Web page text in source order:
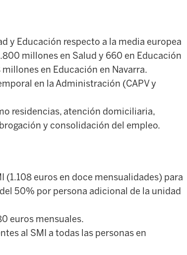
y Educación respecto a la media europea
millones en Salud y 660 en Educación
en Educación en Navarra.
en la Administración (CAPV y
residencias, atención domiciliaria,
y consolidación del empleo.
(1.108 euros en doce mensualidades) para
50% por persona adicional de la unidad
euros mensuales.
al SMI a todas las personas en